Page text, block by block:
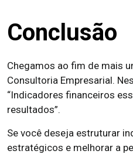
Conclusão
Chegamos ao fim de mais
Consultoria Empresarial.
“Indicadores financeiros
resultados”.
Se você deseja estruturar
estratégicos e melhorar a